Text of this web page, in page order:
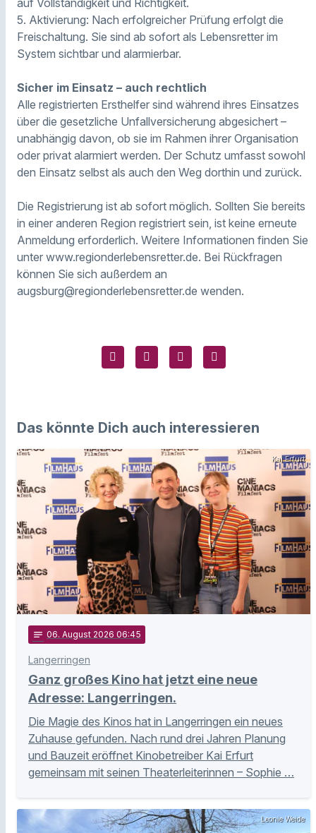
5. Aktivierung: Nach erfolgreicher Prüfung erfolgt die
Freischaltung. Sie sind ab sofort als Lebensretter im
System sichtbar und alarmierbar.
Sicher im Einsatz – auch rechtlich
Alle registrierten Ersthelfer sind während ihres Einsatzes
über die gesetzliche Unfallversicherung abgesichert –
unabhängig davon, ob sie im Rahmen ihrer Organisation
oder privat alarmiert werden. Der Schutz umfasst sowohl
den Einsatz selbst als auch den Weg dorthin und zurück.
Die Registrierung ist ab sofort möglich. Sollten Sie bereits
in einer anderen Region registriert sein, ist keine erneute
Anmeldung erforderlich. Weitere Informationen finden Sie
unter www.regionderlebensretter.de. Bei Rückfragen
können Sie sich außerdem an
augsburg@regionderlebensretter.de wenden.
Das könnte Dich auch interessieren
Kai Erfurt
notes 06. August 2026 06:45
Langerringen
Ganz großes Kino hat jetzt eine neue
Adresse: Langerringen.
Die Magie des Kinos hat in Langerringen ein neues
Zuhause gefunden. Nach rund drei Jahren Planung
und Bauzeit eröffnet Kinobetreiber Kai Erfurt
gemeinsam mit seinen Theaterleiterinnen – Sophie …
Leonie Weide